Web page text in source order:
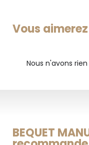
Vous
Nous n'avons
BEQUET